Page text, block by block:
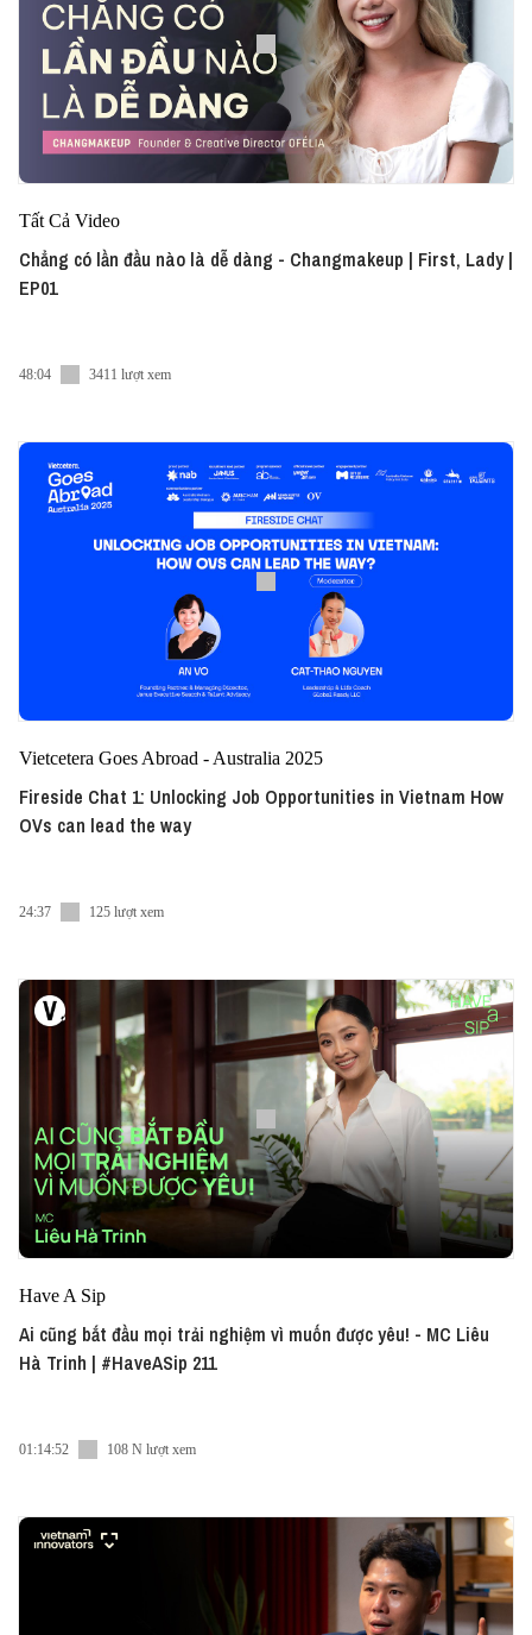
Tất Cả Video
Chẳng có lần đầu nào là dễ dàng - Changmakeup | First, Lady |
EP01
48:04 3411 lượt xem
Vietcetera Goes Abroad - Australia 2025
Fireside Chat 1: Unlocking Job Opportunities in Vietnam How
OVs can lead the way
24:37 125 lượt xem
Have A Sip
Ai cũng bắt đầu mọi trải nghiệm vì muốn được yêu! - MC Liêu
Hà Trinh | #HaveASip 211
01:14:52 108 N lượt xem